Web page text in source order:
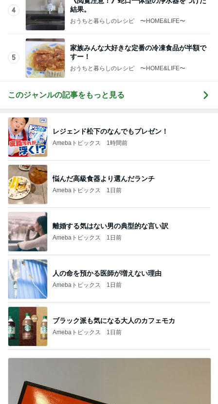
4
結果。
おうちと暮らしのレシピ 〜HOME&LIFE〜
5
家族みんな大好きな定番の冷凍食品が半額で
すー！
おうちと暮らしのレシピ 〜HOME&LIFE〜
このジャンルの記事をもっと見る
レジェンド松下のなんでもプレゼン！
Amebaトピックス 1時間前
悩んだ高級食器より選んだランチ
Amebaトピックス 1日前
離婚する気はない男の典型的な言い訳
Amebaトピックス 1日前
人の命を預かる医師が増えない理由
Amebaトピックス 1日前
ブラック派も気になる大人のカフェモカ
Amebaトピックス 1日前